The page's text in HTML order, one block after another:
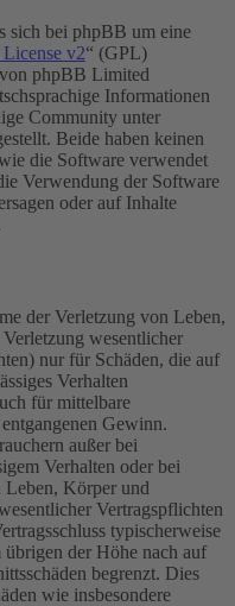
sich bei phpBB um eine
v2“ (GPL)
phpBB Limited
Informationen
Community unter
Beide haben keinen
die Software verwendet
Verwendung der Software
oder auf Inhalte
der Verletzung von Leben,
wesentlicher
nur für Schäden, die auf
Verhalten
für mittelbare
Gewinn.
außer bei
Verhalten oder bei
Leben, Körper und
Vertragspflichten
typischerweise
übrigen der Höhe nach auf
begrenzt. Dies
wie insbesondere